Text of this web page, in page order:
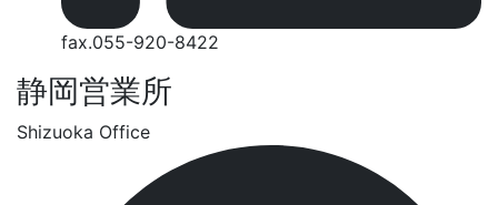
fax.055-920-8422
静岡営業所
Shizuoka Office